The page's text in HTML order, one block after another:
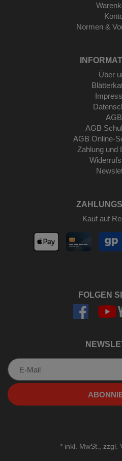
Normen &
Über
AGB
AGB
AGB Online-
Zahlung und
Kauf auf
FOLGEN
Newsletter
* inkl. MwSt., zzgl.